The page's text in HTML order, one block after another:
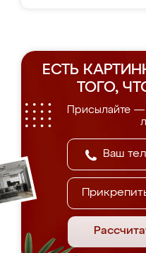
ЕСТЬ
ТОГО,
Присылайте